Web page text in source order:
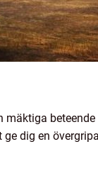
dig en